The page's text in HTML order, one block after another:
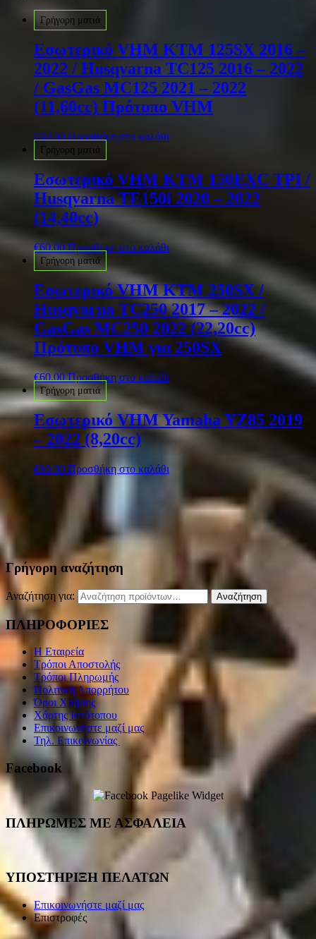
Γρήγορη ματιά
Εσωτερικό VHM KTM 125SX 2016 –
2022 / Husqvarna TC125 2016 – 2022
/ GasGas MC125 2021 – 2022
(11,60cc) Πρότυπο VHM
€60.00 Προσθήκη στο καλάθι
Γρήγορη ματιά
Εσωτερικό VHM KTM 150EXC TPI /
Husqvarna TE150i 2020 – 2022
(14,40cc)
€60.00 Προσθήκη στο καλάθι
Γρήγορη ματιά
Εσωτερικό VHM KTM 250SX /
Husqvarna TC250 2017 – 2022 /
GasGas MC250 2022 (22,20cc)
Πρότυπο VHM για 250SX
€60.00 Προσθήκη στο καλάθι
Γρήγορη ματιά
Εσωτερικό VHM Yamaha YZ85 2019
– 2022 (8,20cc)
€60.00 Προσθήκη στο καλάθι
Γρήγορη αναζήτηση
Αναζήτηση για: Αναζήτηση
ΠΛΗΡΟΦΟΡΙΕΣ
Η Εταιρεία
Τρόποι Αποστολής
Τρόποι Πληρωμής
Πολιτική Απορρήτου
Όροι Χρήσης
Χάρτης Ιστότοπου
Επικοινωνήστε μαζί μας
Τηλ. Επικοινωνίας
Facebook
ΠΛΗΡΩΜΕΣ ΜΕ ΑΣΦΑΛΕΙΑ
ΥΠΟΣΤΗΡΙΞΗ ΠΕΛΑΤΩΝ
Επικοινωνήστε μαζί μας
Επιστροφές